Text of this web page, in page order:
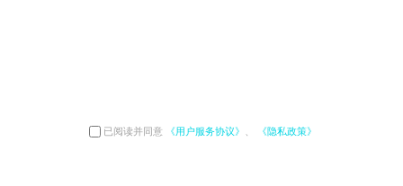
已阅读并同意 《用户服务协议》 《隐私政策》